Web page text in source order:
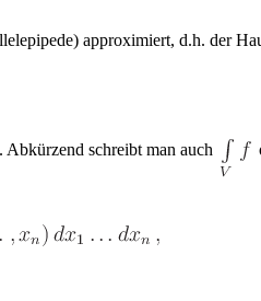
approximiert, d.h. der
Abkürzend schreibt man auch